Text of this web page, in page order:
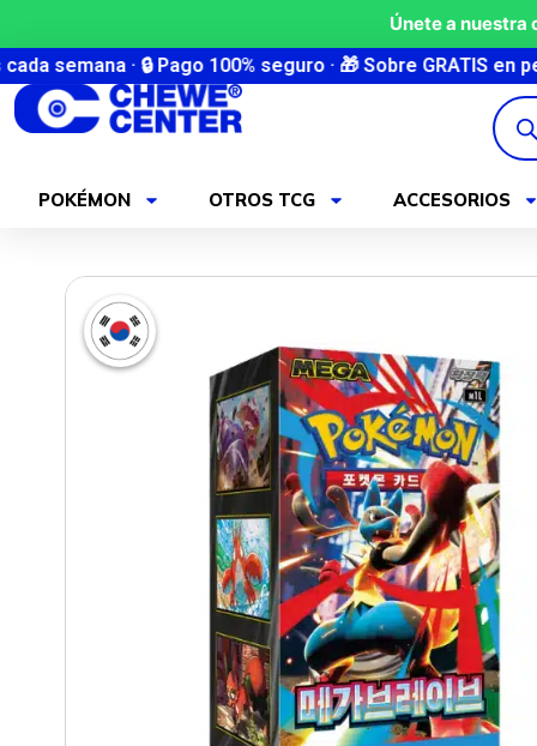
Únete a nuestra
al
contenido100% seguro · 🎁 Sobre GRATIS en pedidos +90€
de
POKÉMON OTROS TCG ACCESORIOS